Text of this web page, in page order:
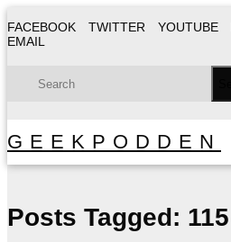
FACEBOOK TWITTER YOUTUBE
EMAIL
GEEKPODDEN
Posts Tagged: 115